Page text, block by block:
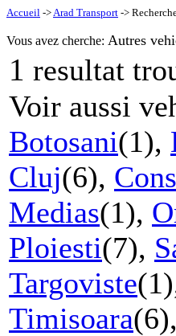
Accueil ->Arad Transport ->
Vous avez cherche: Autres
1 resultat
Voir aussi
Botosani(1),
Cluj(6),
Medias(1),
Ploiesti(7),
Targoviste
Timisoara(6),